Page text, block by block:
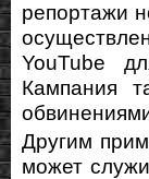
репортажи
YouTube
Кампания
Другим
может